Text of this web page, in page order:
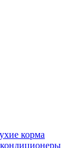
корма